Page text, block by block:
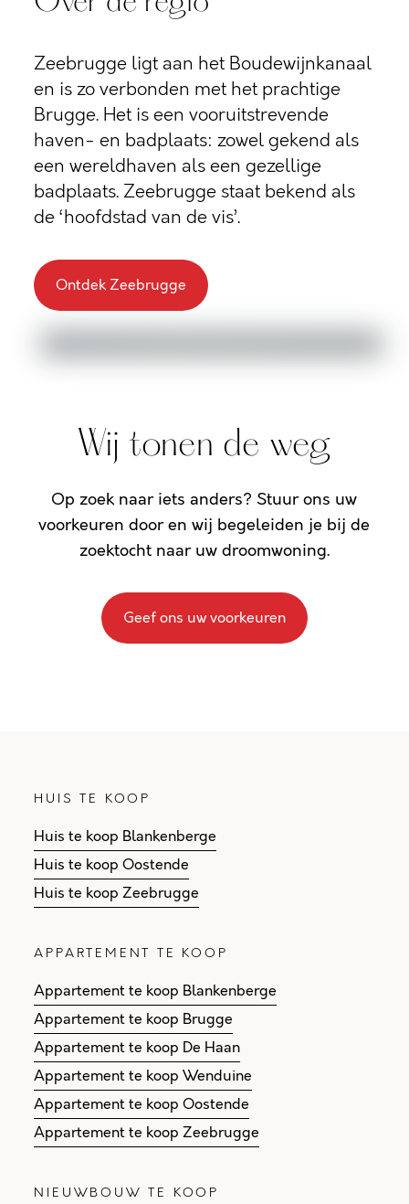
Zeebrugge ligt aan het Boudewijnkanaal
en is zo verbonden met het prachtige
Brugge. Het is een vooruitstrevende
haven- en badplaats: zowel gekend als
een wereldhaven als een gezellige
badplaats. Zeebrugge staat bekend als
de ‘hoofdstad van de vis’.
Ontdek Zeebrugge
Wij tonen de weg
Op zoek naar iets anders? Stuur ons uw
voorkeuren door en wij begeleiden je bij de
zoektocht naar uw droomwoning.
Geef ons uw voorkeuren
HUIS TE KOOP
Huis te koop Blankenberge
Huis te koop Oostende
Huis te koop Zeebrugge
APPARTEMENT TE KOOP
Appartement te koop Blankenberge
Appartement te koop Brugge
Appartement te koop De Haan
Appartement te koop Wenduine
Appartement te koop Oostende
Appartement te koop Zeebrugge
NIEUWBOUW TE KOOP